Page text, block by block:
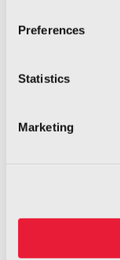
Preferences
Statistics
Marketing